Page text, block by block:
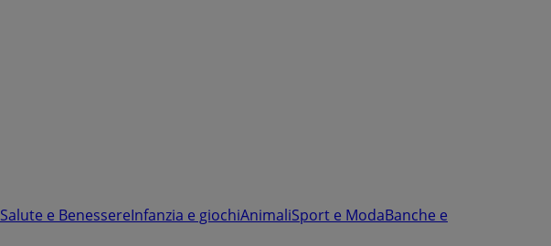
Salute e BenessereInfanzia e giochiAnimaliSport e ModaBanche e